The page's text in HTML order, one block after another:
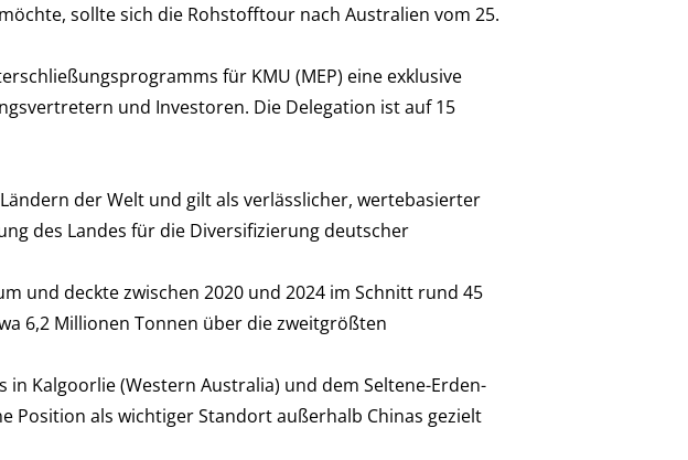
sollte sich die Rohstofftour nach Australien vom 25.
für KMU (MEP) eine exklusive
und Investoren. Die Delegation ist auf 15
der Welt und gilt als verlässlicher, wertebasierter
des Landes für die Diversifizierung deutscher
und deckte zwischen 2020 und 2024 im Schnitt rund 45
6,2 Millionen Tonnen über die zweitgrößten
Kalgoorlie (Western Australia) und dem Seltene-Erden-
Position als wichtiger Standort außerhalb Chinas gezielt